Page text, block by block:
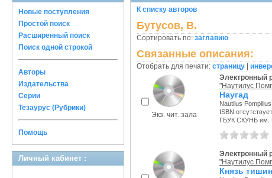
Новые поступления
Простой поиск
Расширенный поиск
Поиск одной строкой
Авторы
Издательства
Серии
Тезаурус (Рубрики)
Помощь
Личный кабинет :
К списку авторов
Бутусов, В.
Сортировать по: заглавию
Связанные описания:
Отобрать для печати: страницу
Экз. чит. зала
Электронный
"Наутилус
Наугад
Nautilus
ISBN отсутствует
ГБУК СКУНБ
Электронный
"Наутилус
Князь